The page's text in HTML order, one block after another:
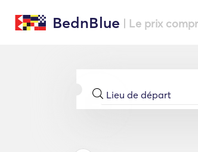
BednBlue | Le prix